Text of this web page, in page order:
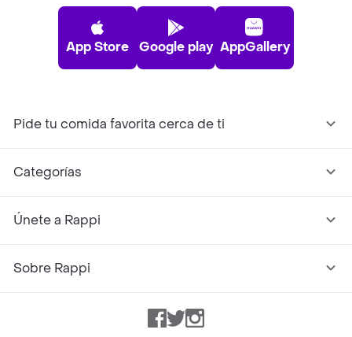
App Store Google play AppGallery
Pide tu comida favorita cerca de ti
Categorías
Únete a Rappi
Sobre Rappi
Facebook
TwitterInstagram